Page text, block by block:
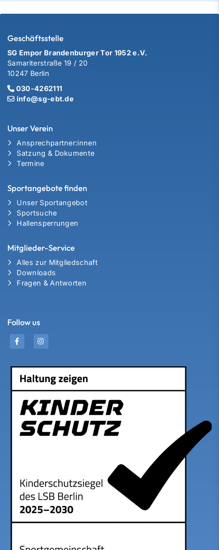
Geschäftsstelle
SG Empor Brandenburger Tor 1952 e.V.
Samariterstraße 19 / 20
10247 Berlin
030-4262111
info@sg-ebt.de
Unser Verein
Ansprechpartner:innen
Satzung & Dokumente
Termine
Sportangebote finden
Unser Sportangebot
Sportsuche
Hallensperrungen
Mitglieder-Service
Alles zur Mitgliedschaft
Downloads
Fragen & Antworten
Follow us